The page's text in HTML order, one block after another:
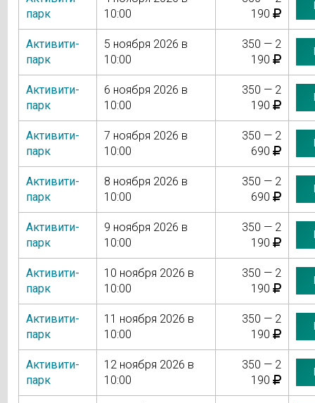
парк
10:00
190
Активити-
парк
5 ноября 2026 в
10:00
350 — 2
190
Активити-
парк
6 ноября 2026 в
10:00
350 — 2
190
Активити-
парк
7 ноября 2026 в
10:00
350 — 2
690
Активити-
парк
8 ноября 2026 в
10:00
350 — 2
690
Активити-
парк
9 ноября 2026 в
10:00
350 — 2
190
Активити-
парк
10 ноября 2026 в
10:00
350 — 2
190
Активити-
парк
11 ноября 2026 в
10:00
350 — 2
190
Активити-
парк
12 ноября 2026 в
10:00
350 — 2
190